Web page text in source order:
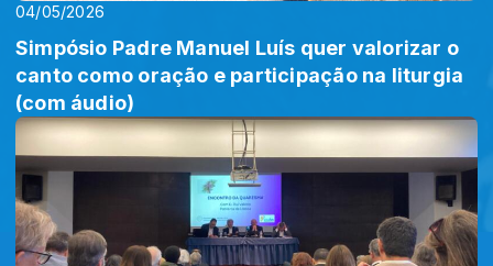
04/05/2026
Simpósio Padre Manuel Luís quer valorizar o
canto como oração e participação na liturgia
(com áudio)